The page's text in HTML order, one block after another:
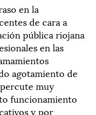
en la
de cara a
pública riojana
en las
agotamiento de
muy
funcionamiento
y por